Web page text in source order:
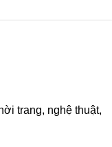
trang, nghệ thuật,